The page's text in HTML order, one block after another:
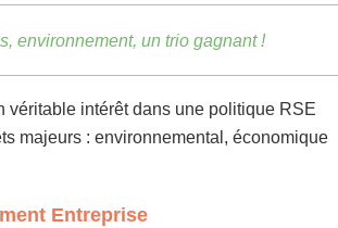
environnement, un trio gagnant !
véritable intérêt dans une politique RSE
majeurs : environnemental, économique
Entreprise